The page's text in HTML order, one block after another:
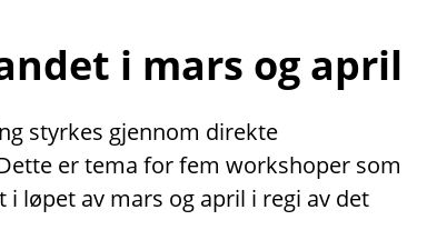
i mars og april
styrkes gjennom direkte
er tema for fem workshoper som
løpet av mars og april i regi av det